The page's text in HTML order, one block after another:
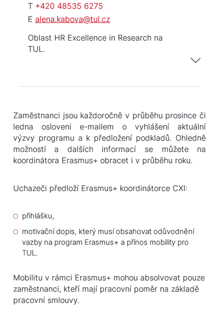
T +420 48535 6275
E alena.kabova@tul.cz
Oblast HR Excellence in Research na
TUL.
Zaměstnanci jsou každoročně v průběhu prosince či
ledna osloveni e-mailem o vyhlášení aktuální
výzvy programu a k předložení podkladů. Ohledně
možností a dalších informací se můžete na
koordinátora Erasmus+ obracet i v průběhu roku.
Uchazeči předloží Erasmus+ koordinátorce CXI:
přihlášku,
motivační dopis, který musí obsahovat odůvodnění
vazby na program Erasmus+ a přínos mobility pro
TUL.
Mobilitu v rámci Erasmus+ mohou absolvovat pouze
zaměstnanci, kteří mají pracovní poměr na základě
pracovní smlouvy.